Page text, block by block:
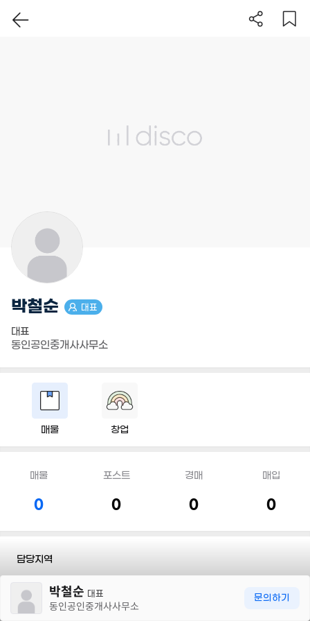
박철순 대표
대표
동인공인중개사사무소
매물 창업
매물
0
포스트
0
경매
0
매입
0
담당지역
전화 박철순 대표
동인공인중개사사무소
문의하기